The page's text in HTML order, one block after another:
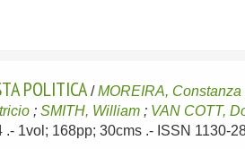
POLITICA /MOREIRA, Constanza
;SMITH, William ; VAN COTT,
.- 1vol; 168pp; 30cms .- ISSN 1130-